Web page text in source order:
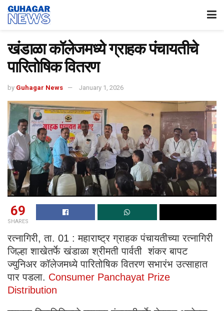
खंडाळा कॉलेजमध्ये ग्राहक पंचायतीचे
पारितोषिक वितरण
by Guhagar News January 1, 2026
69
SHARES
रत्नागिरी, ता. 01 : महाराष्ट्र ग्राहक पंचायतीच्या रत्नागिरी
जिल्हा शाखेतर्फे खंडाळा श्रीमती पार्वती शंकर बापट
ज्युनिअर कॉलेजमध्ये पारितोषिक वितरण सभारंभ उत्साहात
पार पडला. Consumer Panchayat Prize
Distribution